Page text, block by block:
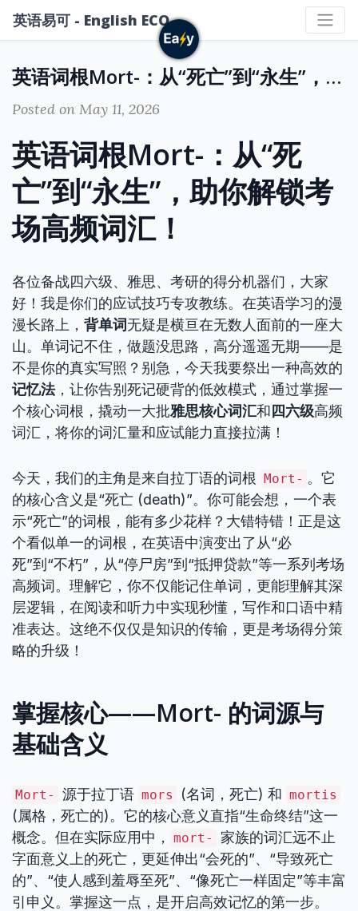
英语易可 - English ECO
英语词根Mort-：从“死亡”到“永生”，助你解锁考场高频词汇！
Posted on May 11, 2026
英语词根Mort-：从“死
亡”到“永生”，助你解锁考
场高频词汇！
各位备战四六级、雅思、考研的得分机器们，大家
好！我是你们的应试技巧专攻教练。在英语学习的漫
漫长路上， 背单词无疑是横亘在无数人面前的一座大
山。单词记不住，做题没思路，高分遥遥无期——是
不是你的真实写照？别急，今天我要祭出一种高效的
记忆法，让你告别死记硬背的低效模式，通过掌握一
个核心词根，撬动一大批雅思核心词汇和 四六级高频
词汇，将你的词汇量和应试能力直接拉满！
今天，我们的主角是来自拉丁语的词根 Mort- 。它
的核心含义是“死亡 (death)”。你可能会想，一个表
示“死亡”的词根，能有多少花样？大错特错！正是这
个看似单一的词根，在英语中演变出了从“必
死”到“不朽”，从“停尸房”到“抵押贷款”等一系列考场
高频词。理解它，你不仅能记住单词，更能理解其深
层逻辑，在阅读和听力中实现秒懂，写作和口语中精
准表达。这绝不仅仅是知识的传输，更是考场得分策
略的升级！
掌握核心——Mort- 的词源与
基础含义
Mort- 源于拉丁语 mors (名词，死亡) 和 mortis
(属格，死亡的)。它的核心意义直指“生命终结”这一
概念。但在实际应用中， mort-
家族的词汇远不止
字面意义上的死亡，更延伸出“会死的”、“导致死亡
的”、“使人感到羞辱至死”、“像死亡一样固定”等丰富
引申义。掌握这一点，是开启高效记忆的第一步。